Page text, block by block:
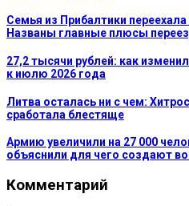
Семья из Прибалтики
Названы главные плюсы
27,2 тысячи рублей: как
к июлю 2026 года
Литва осталась ни с чем:
сработала блестяще
Армию увеличили на 27 000
объяснили для чего создают
Комментарий